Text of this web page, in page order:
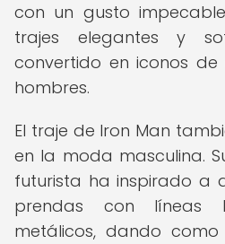
con un gusto
trajes elegantes y
convertido en iconos
hombres.
El traje de Iron Man
en la moda masculina.
futurista ha inspirado a
prendas con líneas
metálicos, dando